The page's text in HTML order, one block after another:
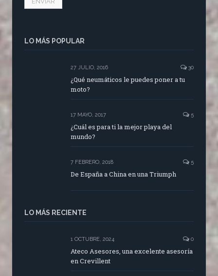
LO MÁS POPULAR
27 JULIO, 2016 30
¿Qué neumáticos le puedes poner a tu
moto?
17 MAYO, 2017 5
¿Cuál es para ti la mejor playa del
mundo?
7 FEBRERO, 2018 5
De España a China en una Triumph
LO MÁS RECIENTE
1 OCTUBRE, 2024 0
Ateco Asesores, una excelente asesoría
en Crevillent